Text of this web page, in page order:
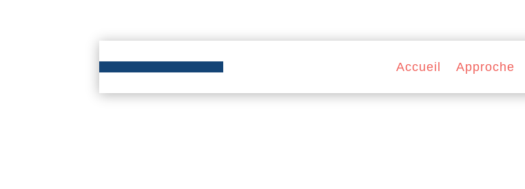
Accueil Approche